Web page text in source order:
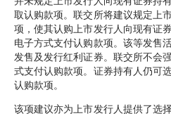
取认购款项。联交所将建议规定上
项，使其认购上市发行人向现有证
电子方式支付认购款项。该等发售
发售及发行红利证券。联交所不会
式支付认购款项。证券持有人仍可
认购款项。
该项建议亦为上市发行人提供了选